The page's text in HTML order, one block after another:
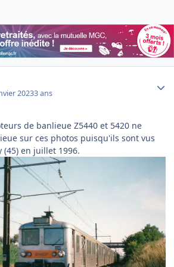
20233 ans
de banlieue Z5440 et 5420 ne
sur ces photos puisqu'ils sont vus
(45) en juillet 1996.